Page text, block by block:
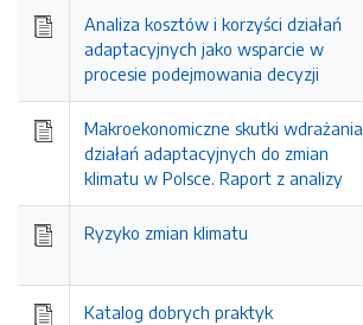
Analiza kosztów i korzyści działań
adaptacyjnych jako wsparcie w
procesie podejmowania decyzji
Makroekonomiczne skutki wdrażania
działań adaptacyjnych do zmian
klimatu w Polsce. Raport z analizy
Ryzyko zmian klimatu
Katalog dobrych praktyk